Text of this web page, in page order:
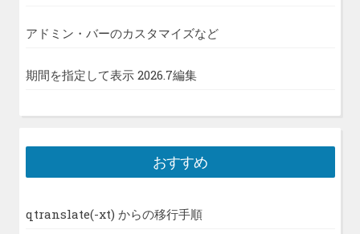
アドミン・バーのカスタマイズなど
期間を指定して表示 2026.7編集
おすすめ
qtranslate(-xt) からの移行手順